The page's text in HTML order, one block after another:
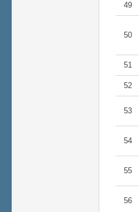
49
50
51
52
53
54
55
56